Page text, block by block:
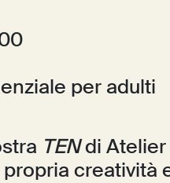
per adulti
TENdi Atelier
creatività